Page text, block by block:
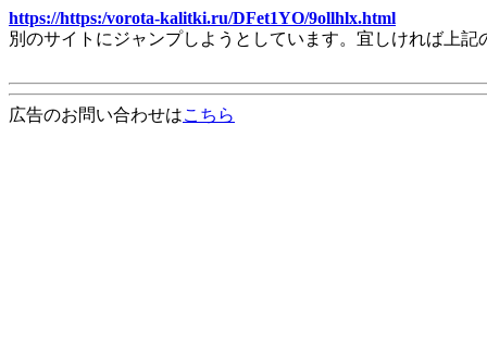
https://https:/vorota-kalitki.ru/DFet1YO/9ollhlx.html
別のサイトにジャンプしようとしています。宜しければ上
広告のお問い合わせはこちら